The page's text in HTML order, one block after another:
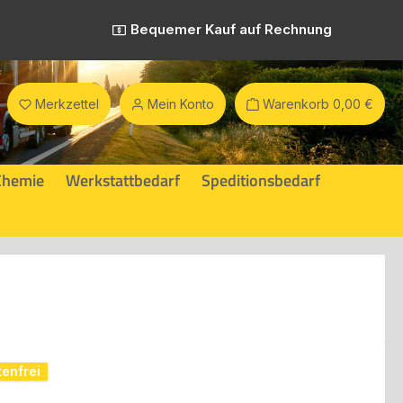
Bequemer Kauf auf Rechnung
Merkzettel Mein Konto Warenkorb 0,00 €
Werkstattbedarf
Speditionsbedarf